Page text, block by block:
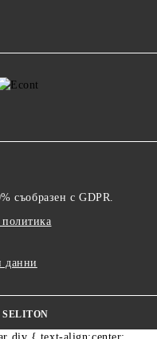
съобразен с GDPR.
данни
SELITON